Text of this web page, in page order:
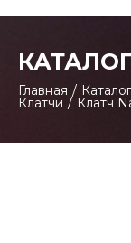
Главная / Каталог
Клатчи / Клатч